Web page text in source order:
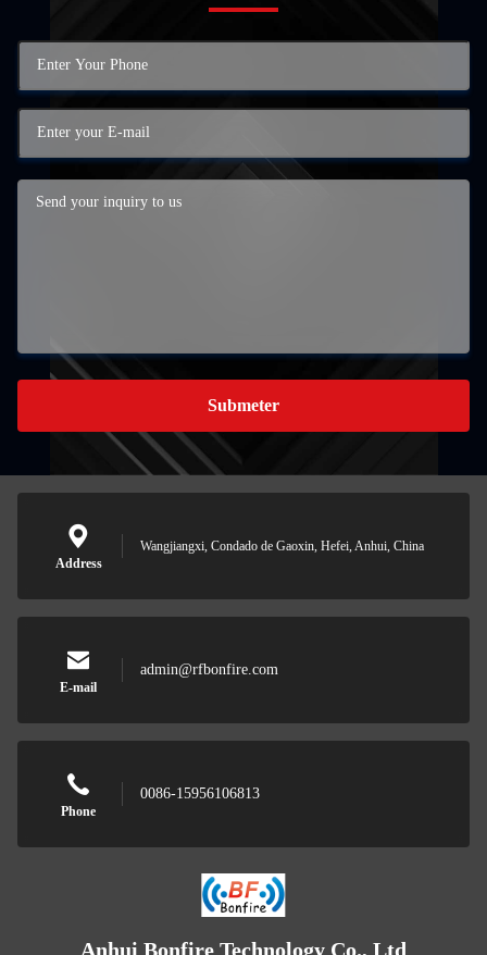
Submeter
Address
Wangjiangxi, Condado de Gaoxin, Hefei, Anhui, China
E-mail
admin@rfbonfire.com
Phone
0086-15956106813
Anhui Bonfire Technology Co., Ltd